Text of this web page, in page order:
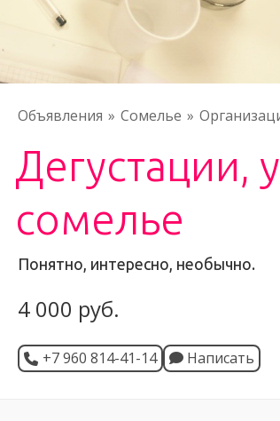
Объявления Сомелье
Дегустации,
сомелье
Понятно, интересно, необычно.
4 000 руб.
+7 960 814-41-14 Написать